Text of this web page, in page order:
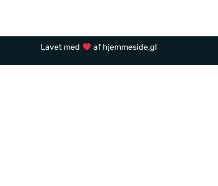
Lavet med af hjemmeside.gl